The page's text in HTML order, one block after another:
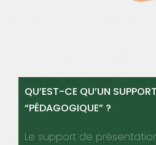
QU’EST-CE QU’UN
“PÉDAGOGIQUE” ?
Le support de